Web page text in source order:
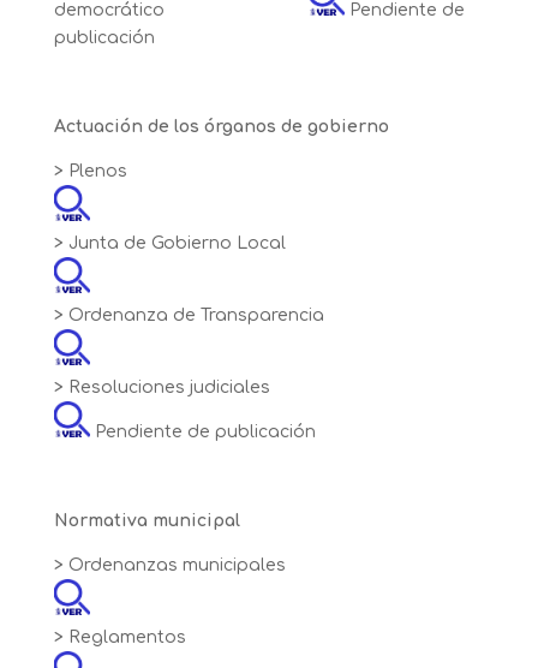
democrático
Pendiente de
publicación
Actuación de los órganos de gobierno
> Plenos
> Junta de Gobierno Local
> Ordenanza de Transparencia
> Resoluciones judiciales
Pendiente de publicación
Normativa municipal
> Ordenanzas municipales
> Reglamentos